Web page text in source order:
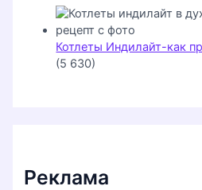
Котлеты Индилайт-как
(5 630)
Реклама